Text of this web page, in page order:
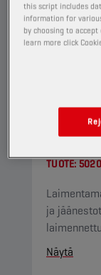
TUOTE:
ja
Näytä
this script includes
information for
by choosing to accept
learn more click